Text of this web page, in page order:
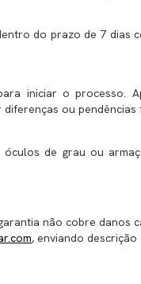
do prazo de 7 dias
iniciar o processo.
ou pendências
de grau ou
não cobre danos
, enviando